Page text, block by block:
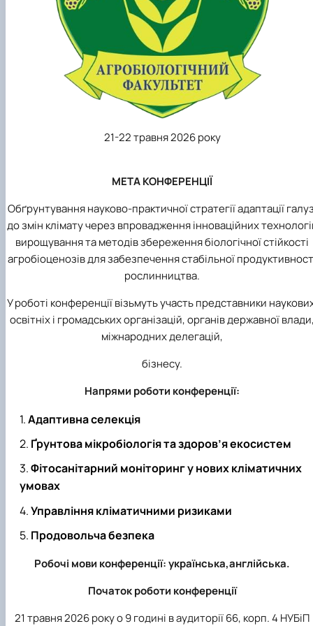
21-22 травня 2026 року
МЕТА КОНФЕРЕНЦІЇ
Обґрунтування науково-практичної стратегії адаптації
до змін клімату через впровадження інноваційних
вирощування та методів збереження біологічної стійкості
агробіоценозів для забезпечення стабільної
рослинництва.
У роботі конференції візьмуть участь представники
освітніх і громадських організацій, органів державної
міжнародних делегацій,
бізнесу.
Напрями роботи конференції:
Адаптивна селекція
Ґрунтова мікробіологія та здоров’я екосистем
Фітосанітарний моніторинг у нових кліматичних
умовах
Управління кліматичними ризиками
Продовольча безпека
Робочі мови конференції: українська,англійська.
Початок роботи конференції
21 травня 2026 року о 9 годині в аудиторії 66, корп. 4 НУБіП